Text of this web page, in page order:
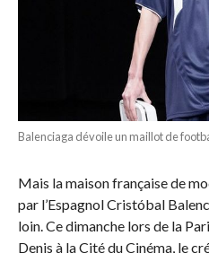
Balenciaga dévoile un maillot de
Mais la maison française de
par l’Espagnol Cristóbal
loin. Ce dimanche lors de la
Denis à la Cité du Cinéma, le